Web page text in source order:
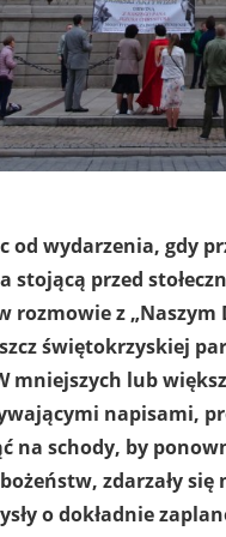
od wydarzenia, gdy
stojącą przed
rozmowie z
świętokrzyskiej
mniejszych lub
napisami,
na schody, by
zdarzały
o dokładnie